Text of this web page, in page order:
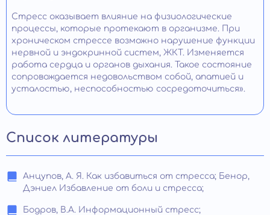
Стресс оказывает влияние на физиологические
процессы, которые протекают в организме. При
хроническом стрессе возможно нарушение функции
нервной и эндокринной систем, ЖКТ. Изменяется
работа сердца и органов дыхания. Такое состояние
сопровождается недовольством собой, апатией и
усталостью, неспособностью сосредоточиться».
Список литературы
Анцупов, А. Я. Как избавиться от стресса; Бенор,
Дэниел Избавление от боли и стресса;
Бодров, В.А. Информационный стресс;